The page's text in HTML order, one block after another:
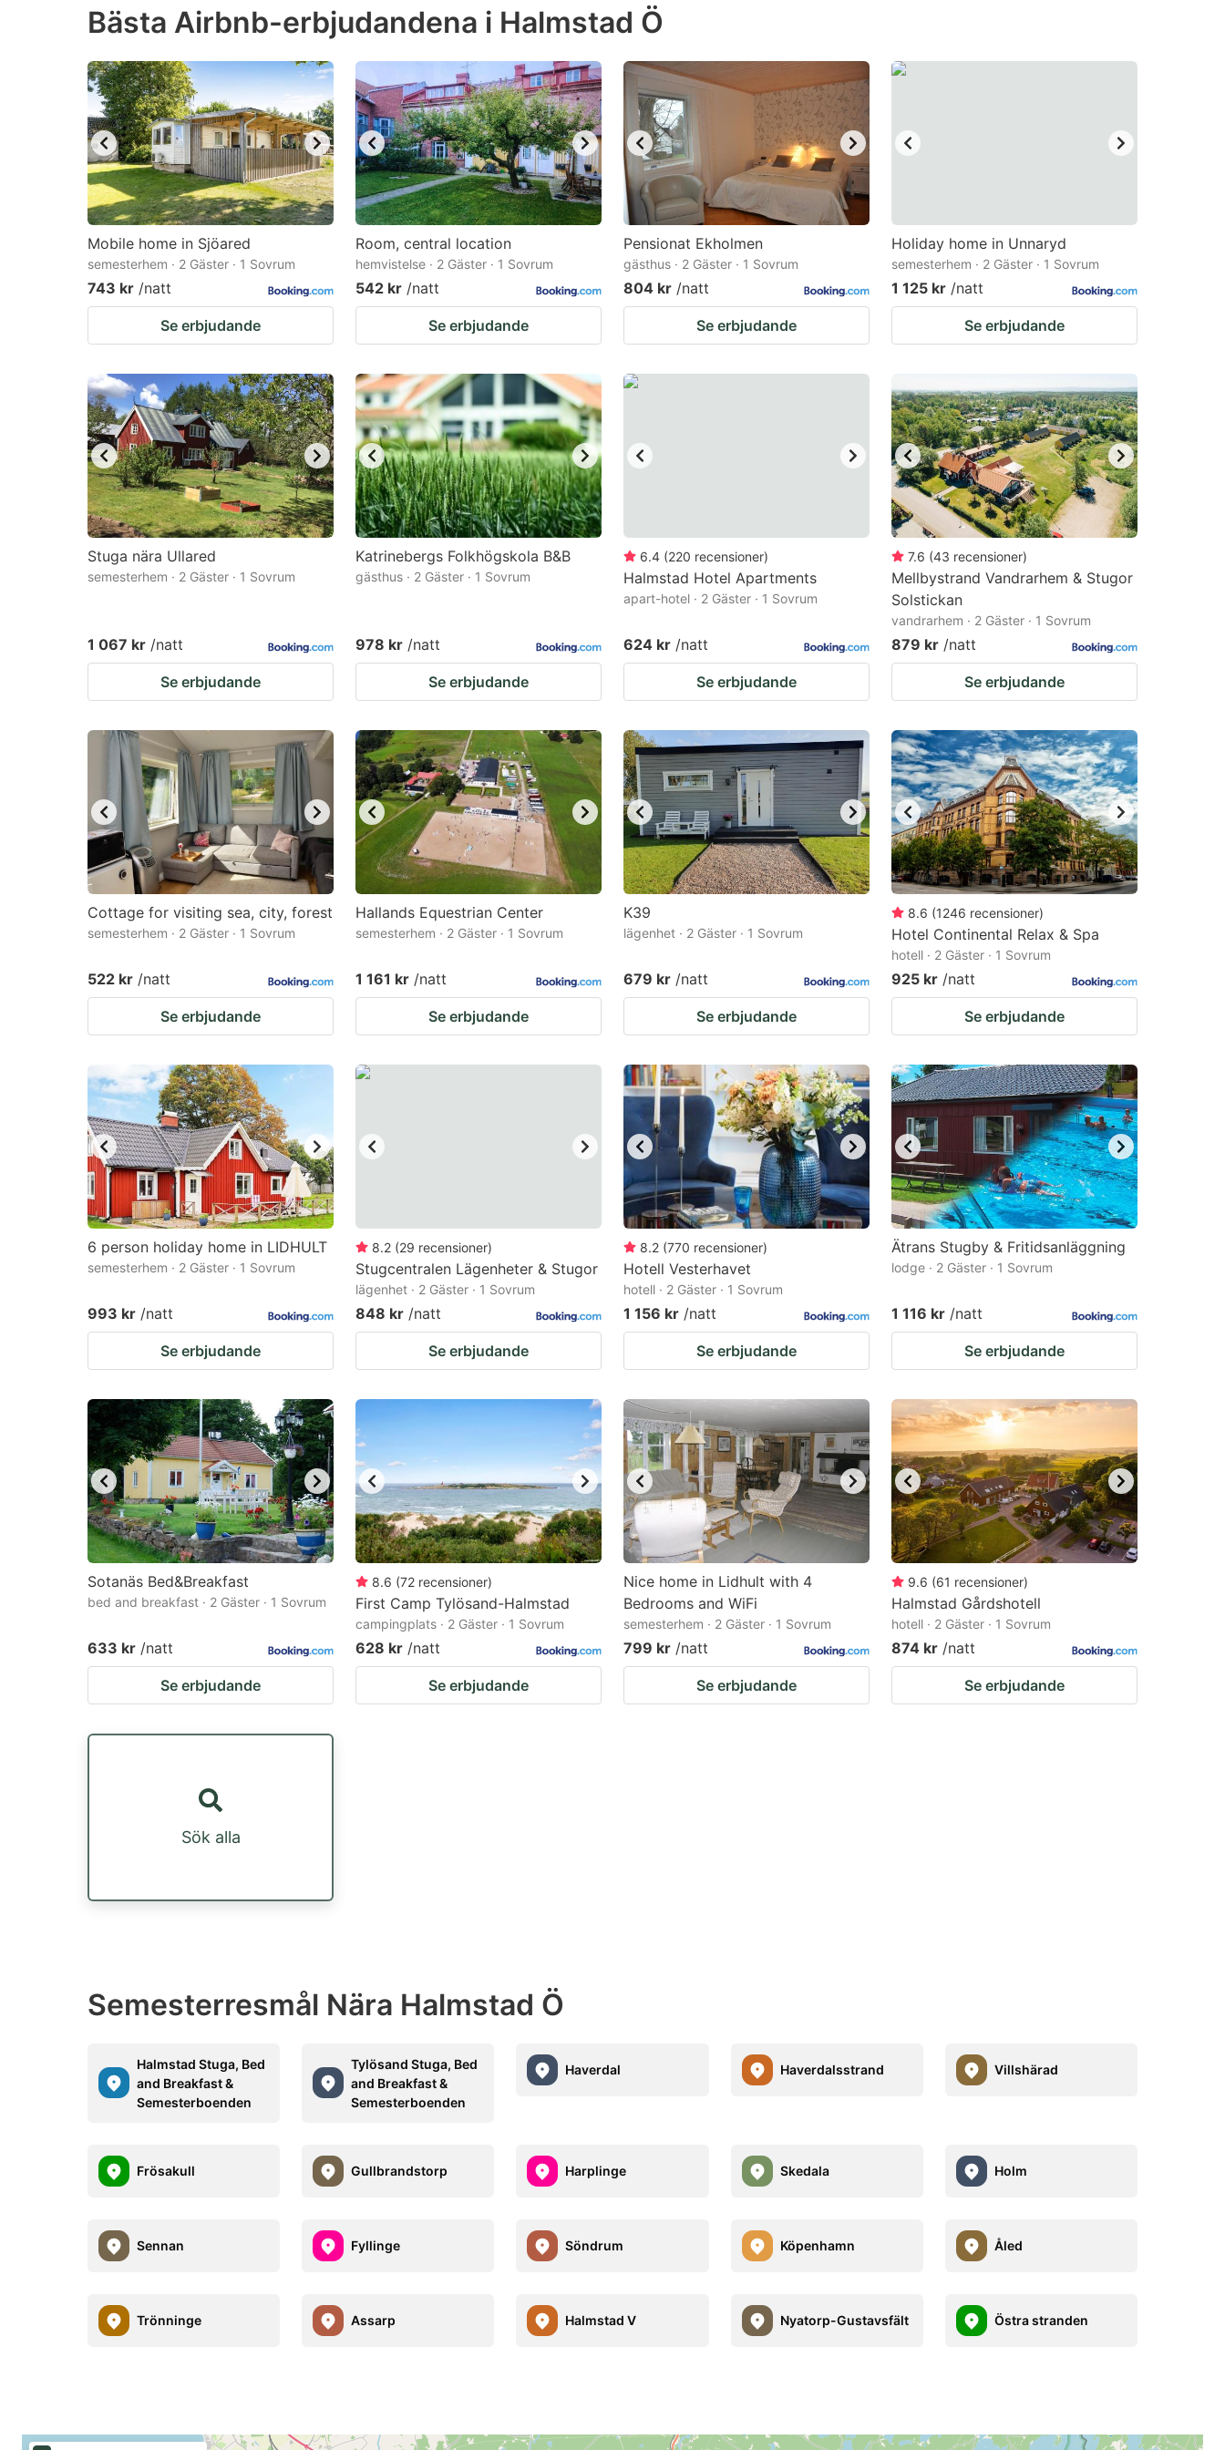
the
mark
key
to
get
the
keyboard
shortcuts
for
changing
dates.
the
mark
key
to
get
the
keyboard
shortcuts
for
changing
dates.
Bästa Airbnb-erbjudandena i Halmstad Ö
Mobile home in Sjöared
semesterhem · 2 Gäster · 1 Sovrum
743 kr /natt
Se erbjudande
Room, central location
hemvistelse · 2 Gäster · 1 Sovrum
542 kr /natt
Se erbjudande
Pensionat Ekholmen
gästhus · 2 Gäster · 1 Sovrum
804 kr /natt
Se erbjudande
Holiday home in Unnaryd
semesterhem · 2 Gäster · 1 Sovrum
1 125 kr /natt
Se erbjudande
Stuga nära Ullared
semesterhem · 2 Gäster · 1 Sovrum
1 067 kr /natt
Se erbjudande
Katrinebergs Folkhögskola B&B
gästhus · 2 Gäster · 1 Sovrum
978 kr /natt
Se erbjudande
6.4 (220 recensioner)
Halmstad Hotel Apartments
apart-hotel · 2 Gäster · 1 Sovrum
624 kr /natt
Se erbjudande
7.6 (43 recensioner)
Mellbystrand Vandrarhem & Stugor
Solstickan
vandrarhem · 2 Gäster · 1 Sovrum
879 kr /natt
Se erbjudande
Cottage for visiting sea, city, forest
semesterhem · 2 Gäster · 1 Sovrum
522 kr /natt
Se erbjudande
Hallands Equestrian Center
semesterhem · 2 Gäster · 1 Sovrum
1 161 kr /natt
Se erbjudande
K39
lägenhet · 2 Gäster · 1 Sovrum
679 kr /natt
Se erbjudande
8.6 (1246 recensioner)
Hotel Continental Relax & Spa
hotell · 2 Gäster · 1 Sovrum
925 kr /natt
Se erbjudande
6 person holiday home in LIDHULT
semesterhem · 2 Gäster · 1 Sovrum
993 kr /natt
Se erbjudande
8.2 (29 recensioner)
Stugcentralen Lägenheter & Stugor
lägenhet · 2 Gäster · 1 Sovrum
848 kr /natt
Se erbjudande
8.2 (770 recensioner)
Hotell Vesterhavet
hotell · 2 Gäster · 1 Sovrum
1 156 kr /natt
Se erbjudande
Ätrans Stugby & Fritidsanläggning
lodge · 2 Gäster · 1 Sovrum
1 116 kr /natt
Se erbjudande
Sotanäs Bed&Breakfast
bed and breakfast · 2 Gäster · 1 Sovrum
633 kr /natt
Se erbjudande
8.6 (72 recensioner)
First Camp Tylösand-Halmstad
campingplats · 2 Gäster · 1 Sovrum
628 kr /natt
Se erbjudande
Nice home in Lidhult with 4
Bedrooms and WiFi
semesterhem · 2 Gäster · 1 Sovrum
799 kr /natt
Se erbjudande
9.6 (61 recensioner)
Halmstad Gårdshotell
hotell · 2 Gäster · 1 Sovrum
874 kr /natt
Se erbjudande
Sök alla
Semesterresmål Nära Halmstad Ö
Halmstad Stuga, Bed
and Breakfast &
Semesterboenden
Tylösand Stuga, Bed
and Breakfast &
Semesterboenden
Haverdal Haverdalsstrand Villshärad
Frösakull Gullbrandstorp Harplinge Skedala Holm
Sennan Fyllinge Söndrum Köpenhamn Åled
Trönninge Assarp Halmstad V Nyatorp-Gustavsfält Östra stranden